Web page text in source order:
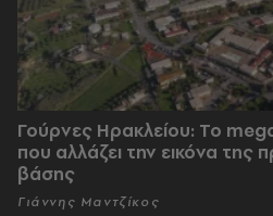
Γούρνες Ηρακλείου: To
που αλλάζει την εικόνα της
βάσης
Γιάννης Μαντζίκος